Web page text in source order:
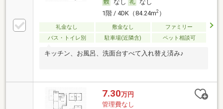
なし
なし
1階 / 4DK（84.24m2）
礼金なし 敷金なし
ファミリー
バス・トイレ別
駐車場(近隣含) ペット相談可
キッチン、お風呂、洗面台すべて入れ替え済み♪
7.30万円
管理費なし